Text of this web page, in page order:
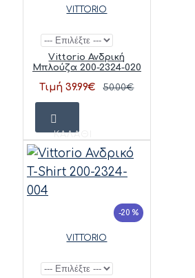
VITTORIO
Vittorio Ανδρική
Μπλούζα 200-2324-020
Τιμή 39.99€ 50.00€
ΚΑΛΆΘΙ
-20 %
VITTORIO